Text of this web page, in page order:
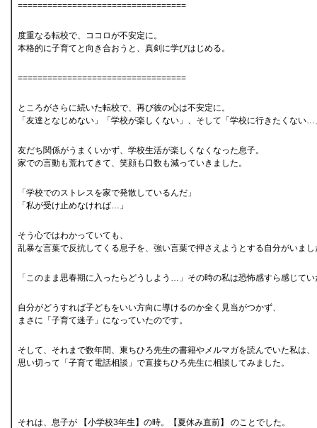
==================================
度重なる転校で、ココロが不安定に。
本格的に子育てと向き合おうと、真剣に学びはじめる。
==================================
ところがさらに続いた転校で、再び彼の心は不安定に。
「友達となじめない」「学校が楽しくない」、そして「学校に行きたくない…
友だち関係がうまくいかず、学校生活が楽しくなくなった息子。
家での言動も荒れてきて、笑顔も口数も減っていきました。
「学校でのストレスを家で発散しているんだ」
「私が受け止めなければ…」
そう心ではわかっていても、
乱暴な言葉で反抗してくる息子を、強い言葉で押さえようとする自分がいまし
「このまま思春期に入ったらどうしよう…」その時の私は恐怖感すら感じて
自分がどうすれば子どもをいい方向に導けるのか全く見当がつかず、
まさに「子育て迷子」になっていたのです。
そして、それまで数年間、東ちひろ先生の書籍やメルマガを読んでいた私は、
思い切って「子育て電話相談」で直接ちひろ先生に相談してみました。
それは、息子が 【小学校3年生】の時。【夏休み直前】 のことでした。